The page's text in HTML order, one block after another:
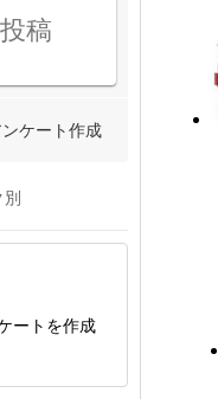
稿
ンケート作成
別
ートを作成